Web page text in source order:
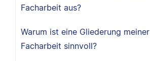
Facharbeit aus?
Warum ist eine Gliederung meiner
Facharbeit sinnvoll?